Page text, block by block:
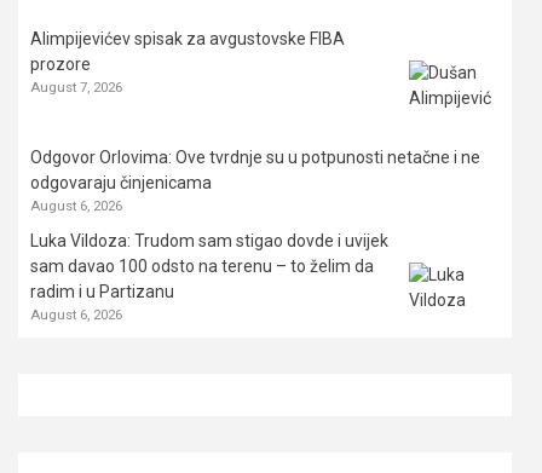
Alimpijevićev spisak za avgustovske FIBA
prozore
August 7, 2026
Odgovor Orlovima: ​Ove tvrdnje su u potpunosti netačne i ne
odgovaraju činjenicama
August 6, 2026
Luka Vildoza: Trudom sam stigao dovde i uvijek
sam davao 100 odsto na terenu – to želim da
radim i u Partizanu
August 6, 2026